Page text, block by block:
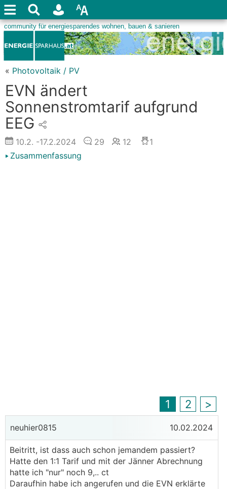
« Photovoltaik / PV
EVN ändert
Sonnenstromtarif aufgrund
EEG
10.2. -17.2.2024 29 12
1
Zusammenfassung
1 2 >
neuhier0815 10.02.2024
Beitritt, ist dass auch schon jemandem passiert?
Hatte den 1:1 Tarif und mit der Jänner Abrechnung
hatte ich "nur" noch 9,.. ct
Daraufhin habe ich angerufen und die EVN erklärte